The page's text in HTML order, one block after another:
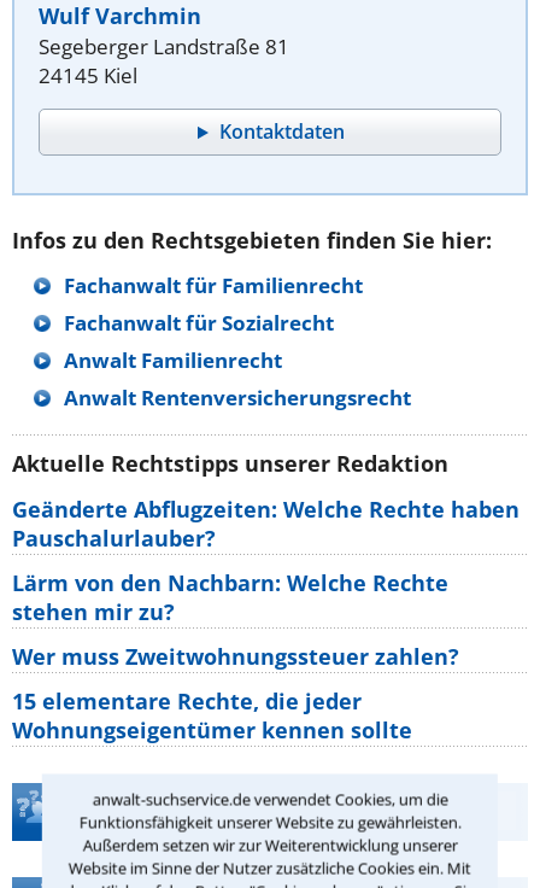
anwalt-suchservice.de verwendet Cookies, um die
Funktionsfähigkeit unserer Website zu gewährleisten.
Außerdem setzen wir zur Weiterentwicklung unserer
Website im Sinne der Nutzer zusätzliche Cookies ein. Mit
Wulf Varchmin
Segeberger Landstraße 81
24145 Kiel
Kontaktdaten
Infos zu den Rechtsgebieten finden Sie hier:
Fachanwalt für Familienrecht
Fachanwalt für Sozialrecht
Anwalt Familienrecht
Anwalt Rentenversicherungsrecht
Aktuelle Rechtstipps unserer Redaktion
Geänderte Abflugzeiten: Welche Rechte haben
Pauschalurlauber?
Lärm von den Nachbarn: Welche Rechte
stehen mir zu?
Wer muss Zweitwohnungssteuer zahlen?
15 elementare Rechte, die jeder
Wohnungseigentümer kennen sollte
Teste Dein Rechtswissen